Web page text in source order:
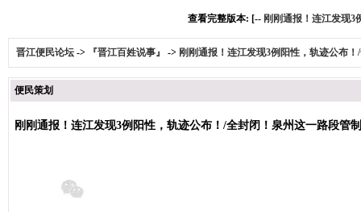
查看完整版本: [-- 刚刚通报！连江发现3
晋江便民论坛 -> 『晋江百姓说事』 -> 刚刚通报！连江发现3例阳性，轨迹公布
便民策划
刚刚通报！连江发现3例阳性，轨迹公布！/全封闭！泉州这一路段管